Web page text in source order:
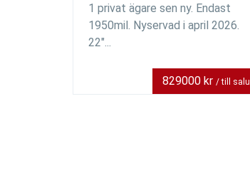
1 privat ägare sen ny. Endast
1950mil. Nyservad i april 2026.
22"...
829000 kr / till salu